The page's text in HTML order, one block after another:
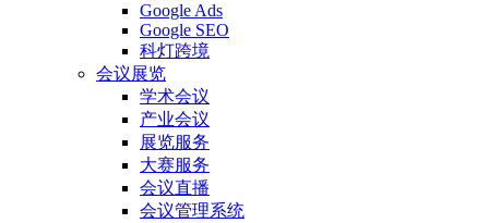
Google Ads
Google SEO
科灯跨境
会议展览
学术会议
产业会议
展览服务
大赛服务
会议直播
会议管理系统